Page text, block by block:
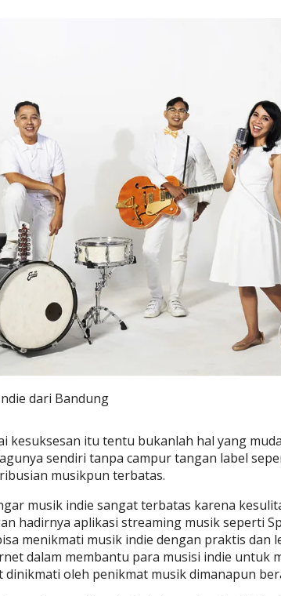
dari Bandung
kesuksesan itu tentu bukanlah hal yang
sendiri tanpa campur tangan label
musikpun terbatas.
musik indie sangat terbatas karena
hadirnya aplikasi streaming musik seperti
menikmati musik indie dengan praktis dan
dalam membantu para musisi indie untuk
dinikmati oleh penikmat musik dimanapun